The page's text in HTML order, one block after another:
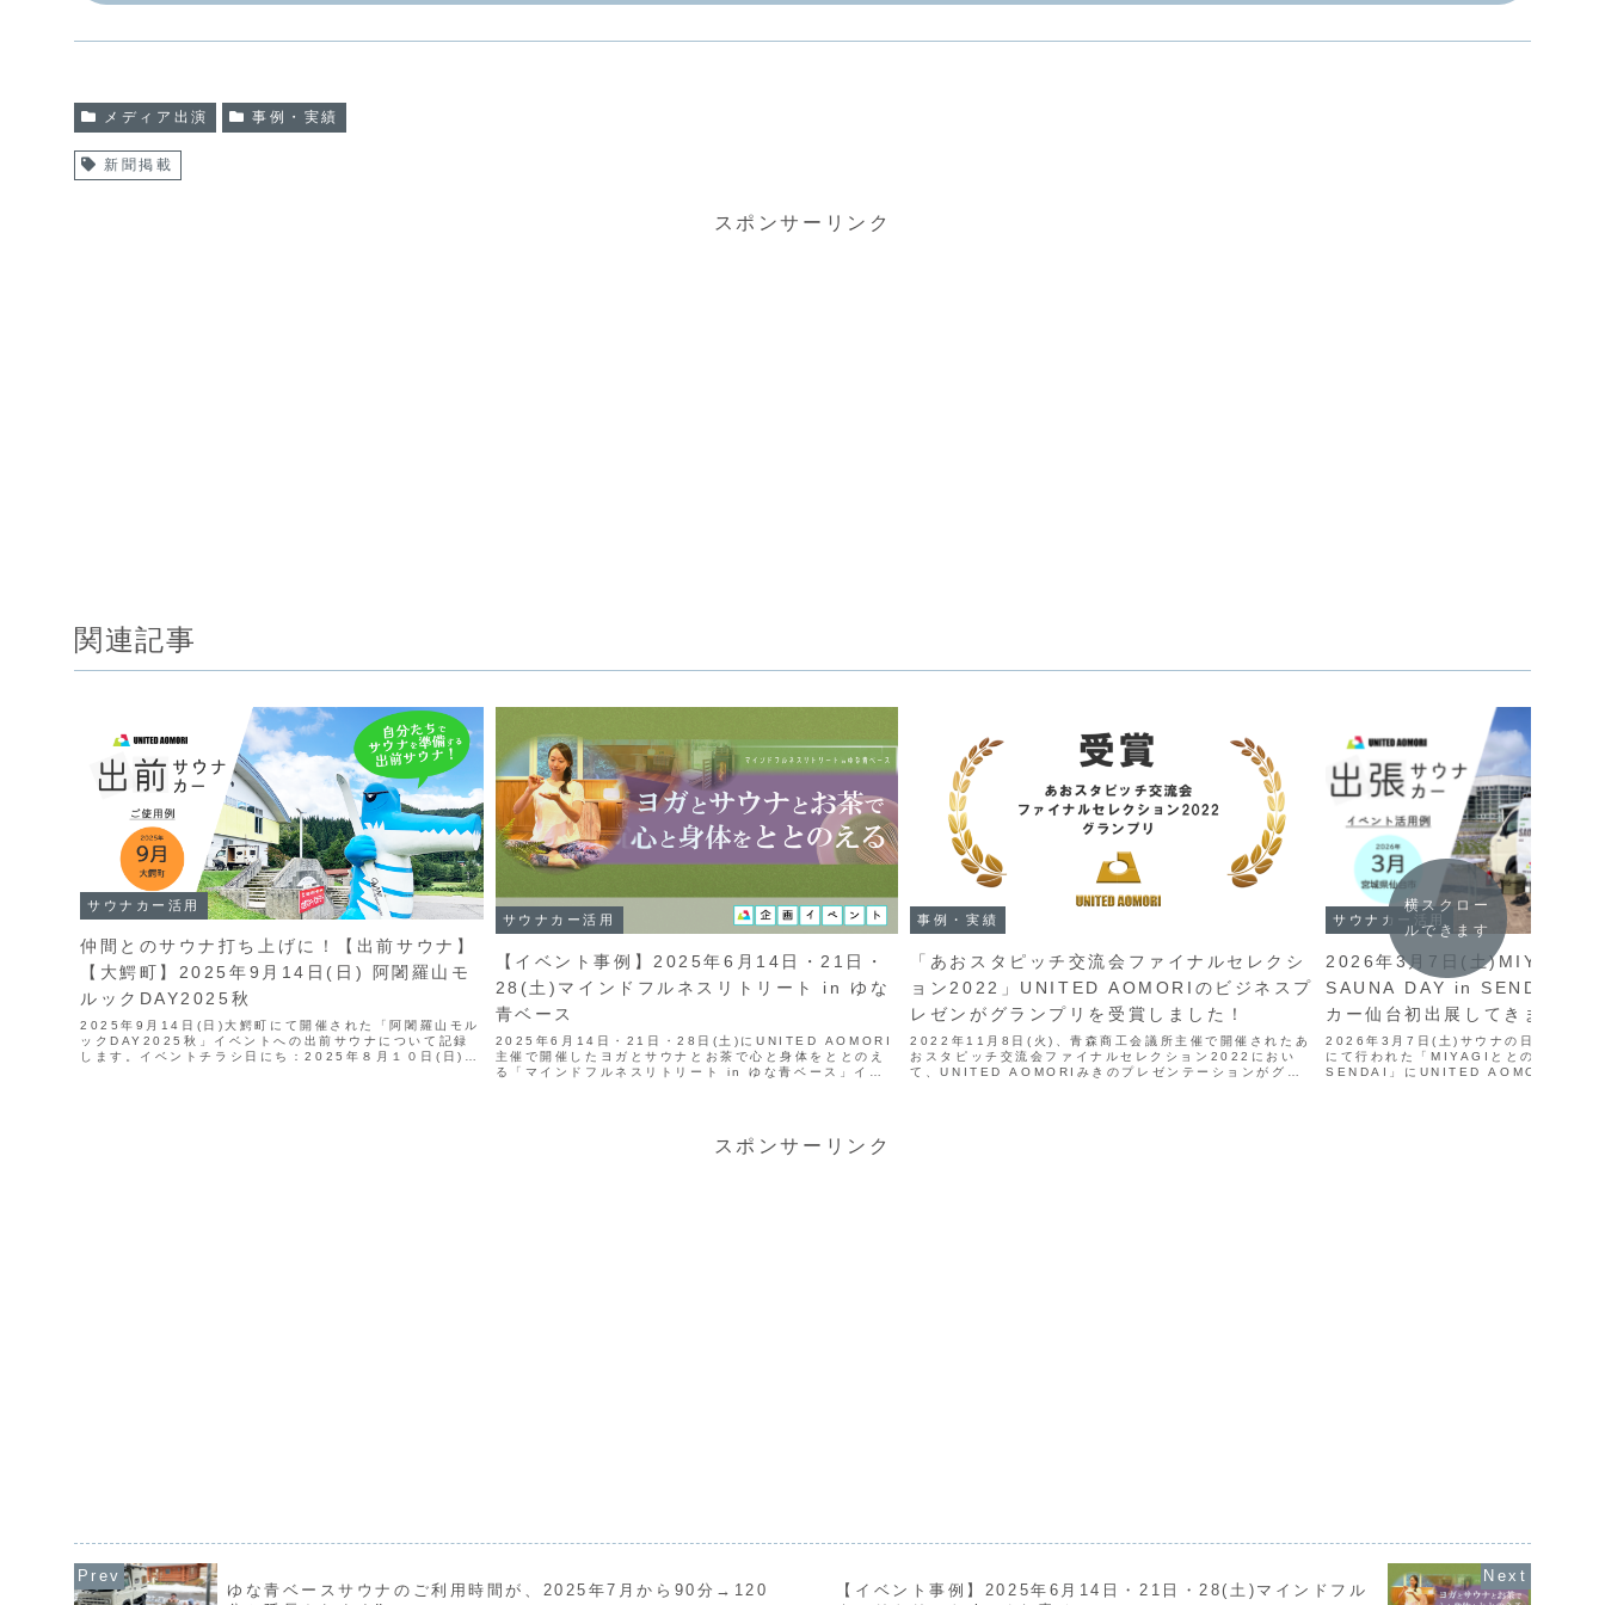
メディア出演 事例・実績
新聞掲載
スポンサーリンク
関連記事
サウナカー活用
仲間とのサウナ打ち上げに！【出前サウナ】
【大鰐町】2025年9月14日(日) 阿闍羅山モ
ルックDAY2025秋
2025年9月14日(日)大鰐町にて開催された「阿闍羅山モル
ックDAY2025秋」イベントへの出前サウナについて記録
します。イベントチラシ日にち：2025年８月１０日(日)モ
サウナカー活用
【イベント事例】2025年6月14日・21日・
28(土)マインドフルネスリトリート in ゆな
青ベース
2025年6月14日・21日・28日(土)にUNITED AOMORI
主催で開催したヨガとサウナとお茶で心と身体をととのえ
る「マインドフルネスリトリート in ゆな青ベース」イベ
事例・実績
「あおスタピッチ交流会ファイナルセレクシ
ョン2022」UNITED AOMORIのビジネスプ
レゼンがグランプリを受賞しました！
2022年11月8日(火)、青森商工会議所主催で開催されたあ
おスタピッチ交流会ファイナルセレクション2022におい
て、UNITED AOMORIみきのプレゼンテーションがグラ
サウナカー活用
2026年3月7日(土)MIYAGIと
SAUNA DAY in SENDAI、青
カー仙台初出展してきました！
2026年3月7日(土)サウナの日！宮城県
にて行われた「MIYAGIととのいびよ
SENDAI」にUNITED AOMORIの青森
横スクロー
ルできます
スポンサーリンク
ゆな青ベースサウナのご利用時間が、2025年7月から90分→120
【イベント事例】2025年6月14日・21日・28(土)マインドフル